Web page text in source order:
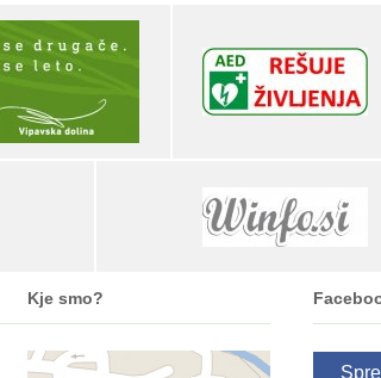
Kje smo?